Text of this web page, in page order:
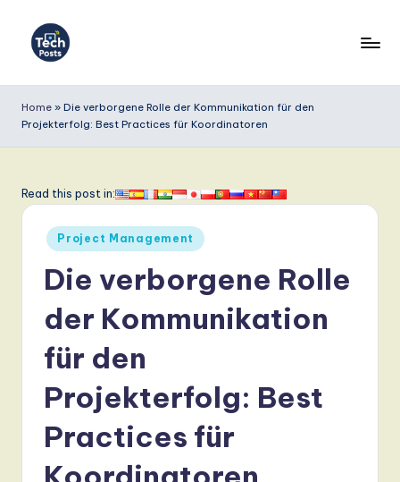
e
c
P
m
Home » Die verborgene Rolle der Kommunikation für den
Projekterfolg: Best Practices für Koordinatoren
Read this post in:
Posted
in
Project Management
Die verborgene Rolle
der Kommunikation
für den
Projekterfolg: Best
Practices für